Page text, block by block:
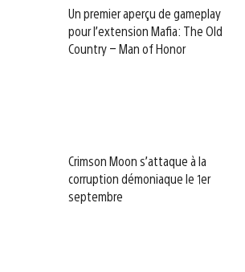
Un premier aperçu de gameplay
pour l’extension Mafia: The Old
Country – Man of Honor
Crimson Moon s’attaque à la
corruption démoniaque le 1er
septembre